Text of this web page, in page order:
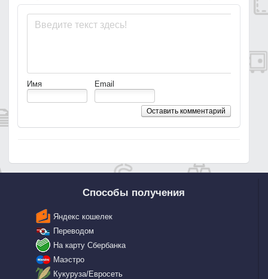
Имя Email
Оставить комментарий
Способы получения
Яндекс кошелек
Переводом
На карту Сбербанка
Маэстро
Кукуруза/Евросеть